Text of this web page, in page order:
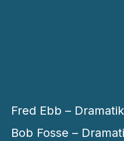
Fred Ebb –
Bob Fosse –